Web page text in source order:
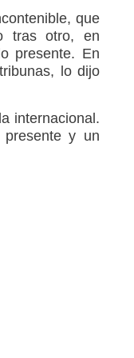
que
tras otro, en
presente. En
lo dijo
internacional.
y un